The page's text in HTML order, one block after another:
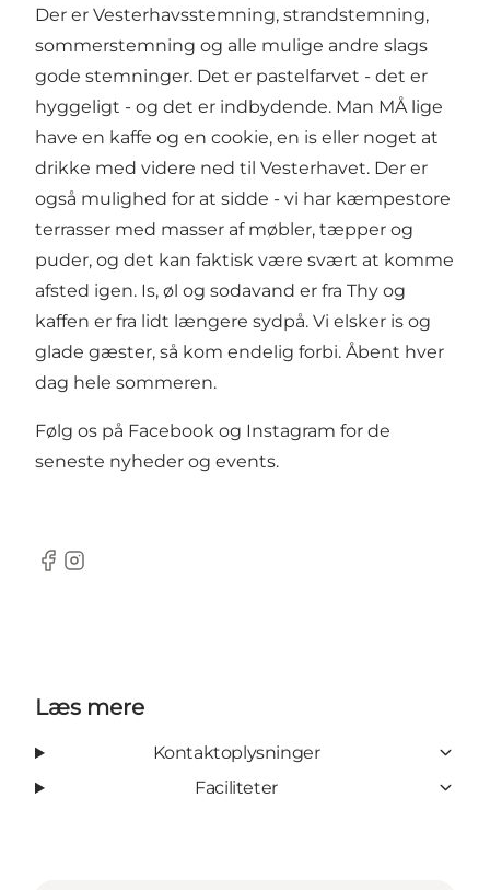
Der er Vesterhavsstemning, strandstemning,
sommerstemning og alle mulige andre slags
gode stemninger. Det er pastelfarvet - det er
hyggeligt - og det er indbydende. Man MÅ lige
have en kaffe og en cookie, en is eller noget at
drikke med videre ned til Vesterhavet. Der er
også mulighed for at sidde - vi har kæmpestore
terrasser med masser af møbler, tæpper og
puder, og det kan faktisk være svært at komme
afsted igen. Is, øl og sodavand er fra Thy og
kaffen er fra lidt længere sydpå. Vi elsker is og
glade gæster, så kom endelig forbi. Åbent hver
dag hele sommeren.
Følg os på Facebook og Instagram for de
seneste nyheder og events.
Facebook
instagram
Læs mere
Kontaktoplysninger
Faciliteter